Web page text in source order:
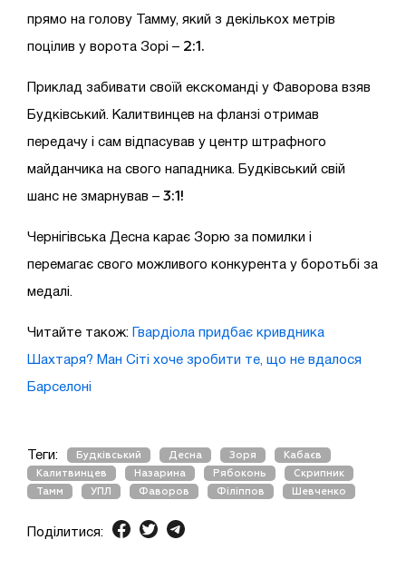
прямо на голову Тамму, який з декількох метрів
поцілив у ворота Зорі – 2:1.
Приклад забивати своїй екскоманді у Фаворова взяв
Будківський. Калитвинцев на фланзі отримав
передачу і сам відпасував у центр штрафного
майданчика на свого нападника. Будківський свій
шанс не змарнував – 3:1!
Чернігівська Десна карає Зорю за помилки і
перемагає свого можливого конкурента у боротьбі за
медалі.
Читайте також: Гвардіола придбає кривдника
Шахтаря? Ман Сіті хоче зробити те, що не вдалося
Барселоні
Теги: Будківський Десна Зоря
Кабаєв
Калитвинцев
Назарина Рябоконь
Скрипник
Тамм
УПЛ Фаворов Філіппов Шевченко
Поділитися: